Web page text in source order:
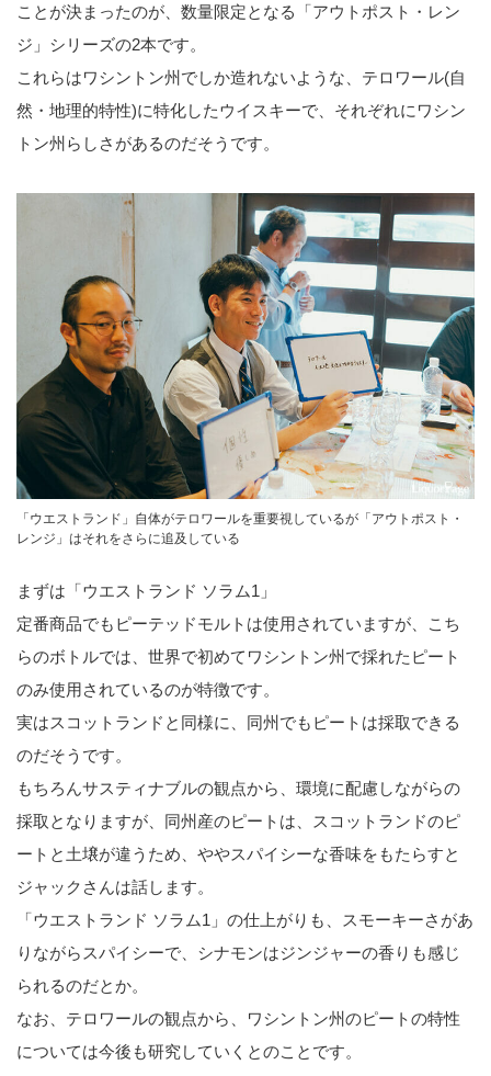
ことが決まったのが、数量限定となる「アウトポスト・レン
ジ」シリーズの2本です。
これらはワシントン州でしか造れないような、テロワール(自
然・地理的特性)に特化したウイスキーで、それぞれにワシン
トン州らしさがあるのだそうです。
「ウエストランド」自体がテロワールを重要視しているが「アウトポスト・
レンジ」はそれをさらに追及している
まずは「ウエストランド ソラム1」
定番商品でもピーテッドモルトは使用されていますが、こち
らのボトルでは、世界で初めてワシントン州で採れたピート
のみ使用されているのが特徴です。
実はスコットランドと同様に、同州でもピートは採取できる
のだそうです。
もちろんサスティナブルの観点から、環境に配慮しながらの
採取となりますが、同州産のピートは、スコットランドのピ
ートと土壌が違うため、ややスパイシーな香味をもたらすと
ジャックさんは話します。
「ウエストランド ソラム1」の仕上がりも、スモーキーさがあ
りながらスパイシーで、シナモンはジンジャーの香りも感じ
られるのだとか。
なお、テロワールの観点から、ワシントン州のピートの特性
については今後も研究していくとのことです。